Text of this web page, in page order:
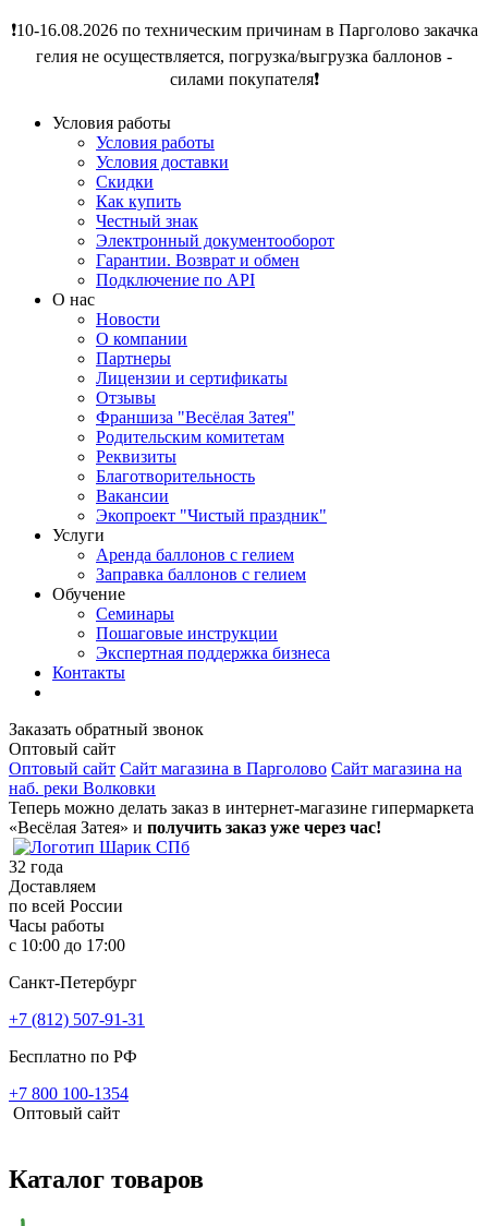
❗️10-16.08.2026 по техническим причинам в Парголово закачка
гелия не осуществляется, погрузка/выгрузка баллонов -
силами покупателя❗️
Условия работы
Условия работы
Условия доставки
Скидки
Как купить
Честный знак
Электронный документооборот
Гарантии. Возврат и обмен
Подключение по API
О нас
Новости
О компании
Партнеры
Лицензии и сертификаты
Отзывы
Франшиза "Весёлая Затея"
Родительским комитетам
Реквизиты
Благотворительность
Вакансии
Экопроект "Чистый праздник"
Услуги
Аренда баллонов с гелием
Заправка баллонов с гелием
Обучение
Семинары
Пошаговые инструкции
Экспертная поддержка бизнеса
Контакты
Заказать обратный звонок
Оптовый сайт
Оптовый сайт Сайт магазина в Парголово Сайт магазина на
наб. реки Волковки
Теперь можно делать заказ в интернет-магазине гипермаркета
«Весёлая Затея» и получить заказ уже через час!
32 года
Доставляем
по всей России
Часы работы
с 10:00 до 17:00
Санкт-Петербург
+7 (812) 507-91-31
Бесплатно по РФ
+7 800 100-1354
Оптовый сайт
Каталог товаров